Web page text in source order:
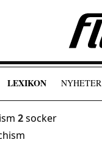
LEXIKON NYHETER
2socker